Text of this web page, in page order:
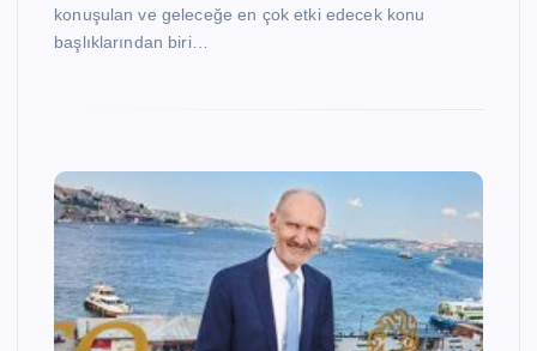
konuşulan ve geleceğe en çok etki edecek konu
başlıklarından biri…